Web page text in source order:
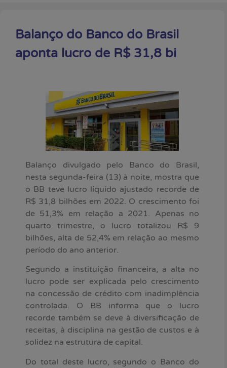
Balanço do Banco do Brasil
aponta lucro de R$ 31,8 bi
Balanço divulgado pelo Banco do Brasil,
nesta segunda-feira (13) à noite, mostra que
o BB teve lucro líquido ajustado recorde de
R$ 31,8 bilhões em 2022. O crescimento foi
de 51,3% em relação a 2021. Apenas no
quarto trimestre, o lucro totalizou R$ 9
bilhões, alta de 52,4% em relação ao mesmo
período do ano anterior.
Segundo a instituição financeira, a alta no
lucro pode ser explicada pelo crescimento
na concessão de crédito com inadimplência
controlada. O BB informa que o lucro
recorde também se deve à diversificação de
receitas, à disciplina na gestão de custos e à
solidez na estrutura de capital.
Do total deste lucro, segundo o Banco do